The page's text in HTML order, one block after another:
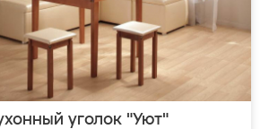
уголок "Уют"